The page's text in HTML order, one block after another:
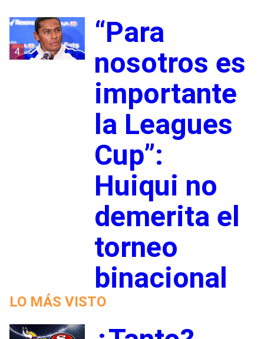
4
“Para
nosotros es
importante
la Leagues
Cup”:
Huiqui no
demerita el
torneo
binacional
LO MÁS VISTO